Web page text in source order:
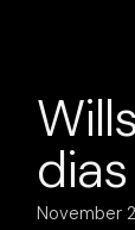
November